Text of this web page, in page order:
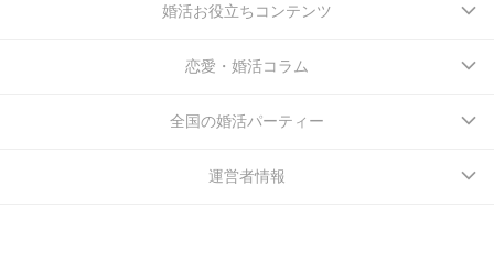
婚活お役立ちコンテンツ
恋愛・婚活コラム
全国の婚活パーティー
運営者情報